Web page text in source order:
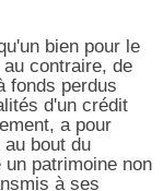
bien pour le
contraire, de
fonds perdus
d'un crédit
a pour
bout du
patrimoine non
à ses